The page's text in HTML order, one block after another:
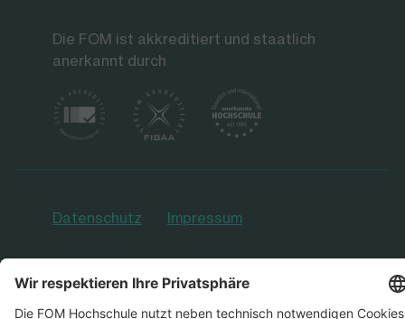
Die FOM ist akkreditiert und staatlich
anerkannt durch
Datenschutz Impressum